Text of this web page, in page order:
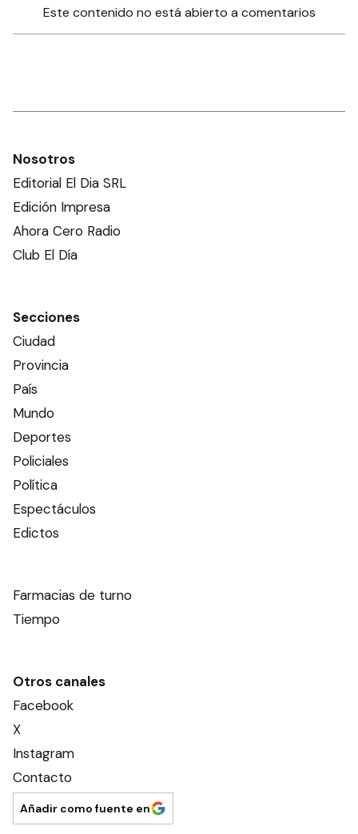
Este contenido no está abierto a comentarios
Nosotros
Editorial El Dia SRL
Edición Impresa
Ahora Cero Radio
Club El Día
Secciones
Ciudad
Provincia
País
Mundo
Deportes
Policiales
Política
Espectáculos
Edictos
Farmacias de turno
Tiempo
Otros canales
Facebook
X
Instagram
Contacto
Añadir como fuente en